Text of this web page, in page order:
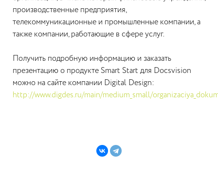
производственные предприятия,
телекоммуникационные и промышленные компании, а
также компании, работающие в сфере услуг.
Получить подробную информацию и заказать
презентацию о продукте Smart Start для Docsvision
можно на сайте компании Digital Design:
http://www.digdes.ru/main/medium_small/